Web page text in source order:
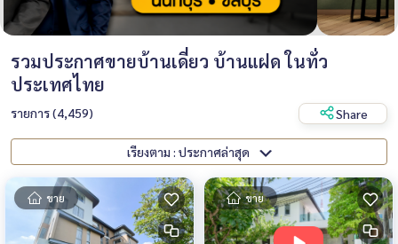
รวมประกาศขายบ้านเดี่ยว บ้านแฝด ในทั่ว
ประเทศไทย
รายการ (4,459) Share
เรียงตาม : ประกาศล่าสุด
ขาย ขาย